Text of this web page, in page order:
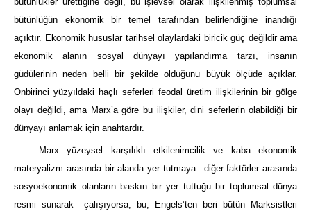
bütünlüğün ekonomik bir temel tarafından belirlendiğine inandığı
açıktır. Ekonomik hususlar tarihsel olaylardaki biricik güç değildir ama
ekonomik alanın sosyal dünyayı yapılandırma tarzı, insanın
güdülerinin neden belli bir şekilde olduğunu büyük ölçüde açıklar.
Onbirinci yüzyıldaki haçlı seferleri feodal üretim ilişkilerinin bir gölge
olayı değildi, ama Marx’a göre bu ilişkiler, dini seferlerin olabildiği bir
dünyayı anlamak için anahtardır.
Marx yüzeysel karşılıklı etkilenimcilik ve kaba ekonomik
materyalizm arasında bir alanda yer tutmaya –diğer faktörler arasında
sosyoekonomik olanların baskın bir yer tuttuğu bir toplumsal dünya
resmi sunarak– çalışıyorsa, bu, Engels’ten beri bütün Marksistleri